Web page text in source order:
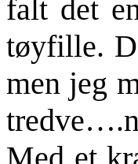
falt det
tøyfille.
men jeg